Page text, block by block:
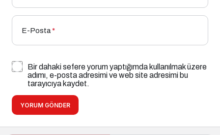
E-Posta*
Bir dahaki sefere yorum yaptığımda kullanılmak üzere
adımı, e-posta adresimi ve web site adresimi bu
tarayıcıya kaydet.
YORUM GÖNDER